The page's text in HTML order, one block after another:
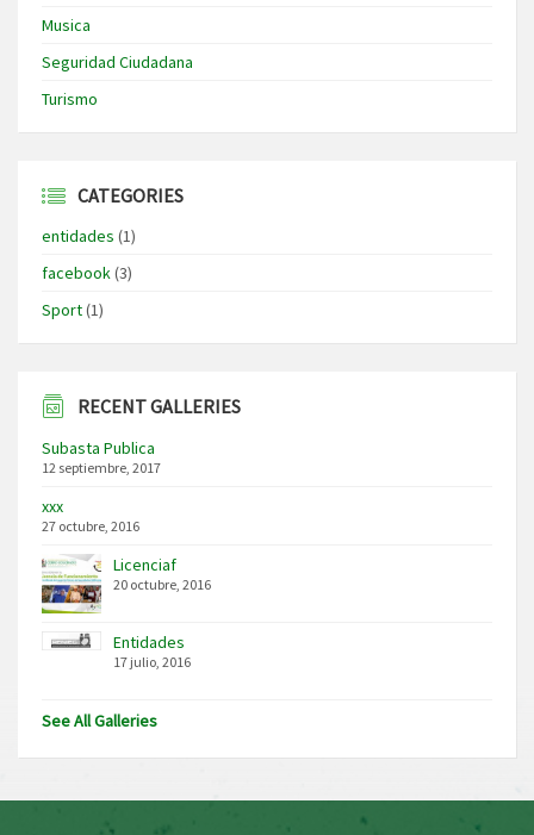
Musica
Seguridad Ciudadana
Turismo
CATEGORIES
entidades (1)
facebook(3)
Sport(1)
RECENT GALLERIES
Subasta Publica
12 septiembre, 2017
xxx
27 octubre, 2016
Licenciaf
20 octubre, 2016
Entidades
17 julio, 2016
See All Galleries